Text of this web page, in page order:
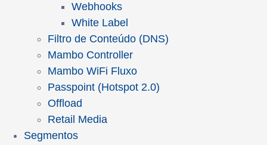
Webhooks
White Label
Filtro de Conteúdo (DNS)
Mambo Controller
Mambo WiFi Fluxo
Passpoint (Hotspot 2.0)
Offload
Retail Media
Segmentos